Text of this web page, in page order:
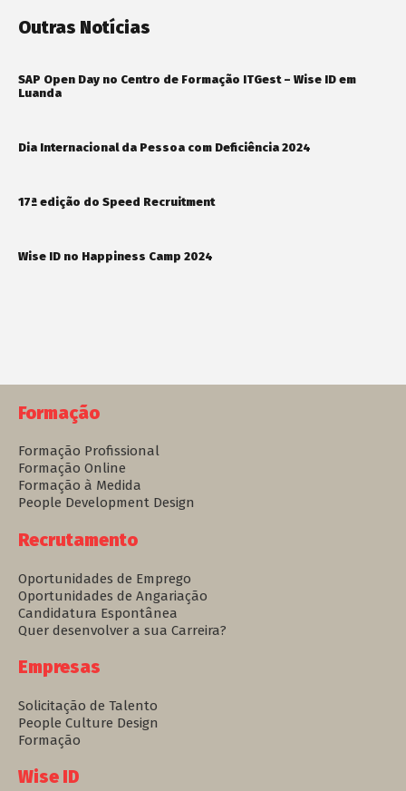
Outras Notícias
SAP Open Day no Centro de Formação ITGest – Wise ID em
Luanda
Dia Internacional da Pessoa com Deficiência 2024
17ª edição do Speed Recruitment
Wise ID no Happiness Camp 2024
Formação
Formação Profissional
Formação Online
Formação à Medida
People Development Design
Recrutamento
Oportunidades de Emprego
Oportunidades de Angariação
Candidatura Espontânea
Quer desenvolver a sua Carreira?
Empresas
Solicitação de Talento
People Culture Design
Formação
Wise ID